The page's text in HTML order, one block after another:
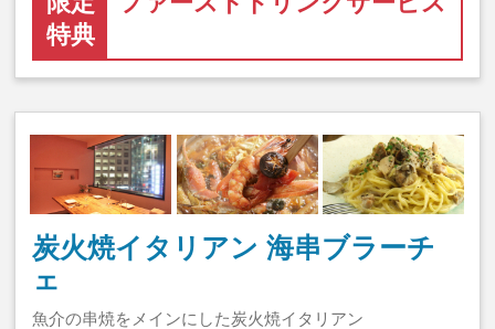
特典
炭火焼イタリアン 海串ブラーチ
ェ
魚介の串焼をメインにした炭火焼イタリアン